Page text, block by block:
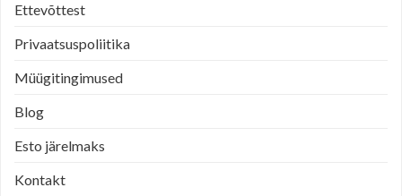
Ettevõttest
Privaatsuspoliitika
Müügitingimused
Blog
Esto järelmaks
Kontakt